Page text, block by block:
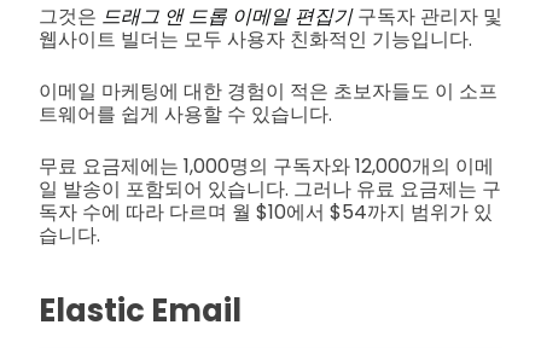
그것은 드래그 앤 드롭 이메일 편집기구독자 관리자 및
웹사이트 빌더는 모두 사용자 친화적인 기능입니다.
이메일 마케팅에 대한 경험이 적은 초보자들도 이 소프
트웨어를 쉽게 사용할 수 있습니다.
무료 요금제에는 1,000명의 구독자와 12,000개의 이메
일 발송이 포함되어 있습니다. 그러나 유료 요금제는 구
독자 수에 따라 다르며 월 $10에서 $54까지 범위가 있
습니다.
Elastic Email